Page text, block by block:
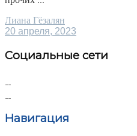
Лиана Гёзалян
20 апреля, 2023
Социальные сети
Навигация